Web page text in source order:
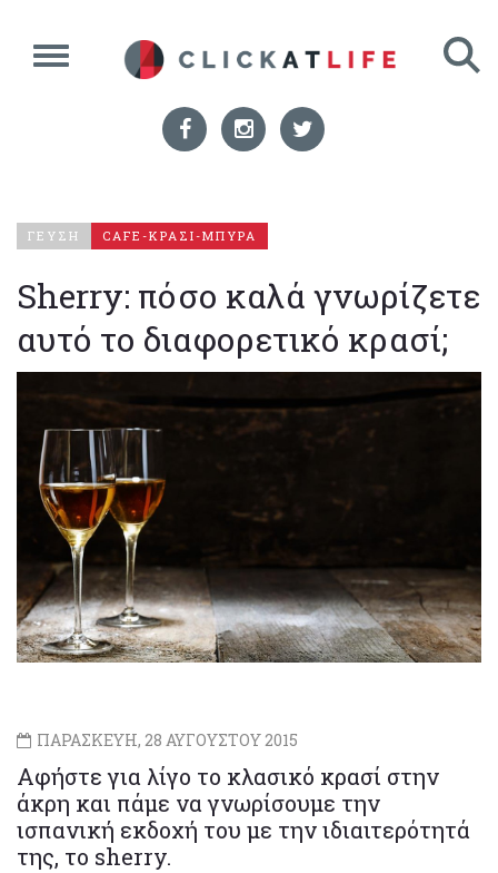
ΓΕΥΣΗ CAFE-ΚΡΑΣΙ-ΜΠΥΡΑ
Sherry: πόσο καλά γνωρίζετε
αυτό το διαφορετικό κρασί;
ΠΑΡΑΣΚΕΥΗ, 28 ΑΥΓΟΥΣΤΟΥ 2015
Αφήστε για λίγο το κλασικό κρασί στην
άκρη και πάμε να γνωρίσουμε την
ισπανική εκδοχή του με την ιδιαιτερότητά
της, το sherry.